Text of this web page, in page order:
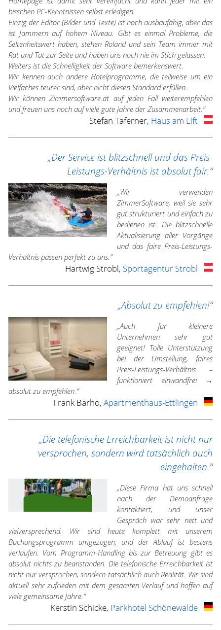
bisschen PC-Kenntnissen selbst erledigen.
Einzig der Editor (Bilder und Texte) ist noch ausbaufähig, aber das
ist Jammern auf hohem Niveau. Gibt es einmal Probleme, die
Seltenheitswert haben, stehen Roland und sein Team immer mit
Rat und Tat zur Seite und haben uns noch nie im Stich gelassen.
Weiters ist die Schnelligkeit der Software bemerkenswert.
Wir kennen auch andere Hotelprogramme, die teilweise um ein
Vielfaches teurer sind, aber nicht diesen Standard erfüllen.
Wir können Zimmersoftware.at auf jeden Fall weiterempfehlen
und freuen uns noch auf viele gute Jahre der Zusammenarbeit.“
Stefan Taferner, Haus am Lift
„Der Service ist blitzschnell und das Preis-
Leistungs-Verhältnis ist absolut fair.“
„Wir verwenden
ZimmerSoftware, weil sie sehr
gut strukturiert und einfach zu
bedienen ist. Die blitzschnelle
Aktualisierung aller Vorgänge
und das faire Preis-Leistungs-
Verhältnis passen perfekt zu uns.“
Hartwig Strobl, Sportagentur Strobl
„Absolut zu empfehlen!“
„Auch für kleinere
Unternehmen sehr gut
geeignet! Tolle Unterstützung
bei der Umstellung, faires
Preis-Leistungs-Verhältnis –
funktioniert einwandfrei →
absolut zu empfehlen.“
Frank Barho, Apartmenthaus-Ettlingen
„Die telefonische Erreichbarkeit ist nicht nur
versprochen, sondern wird tatsächlich auch
eingehalten.“
„Diese Firma hat uns schnell
nach der Demoanfrage
kontaktiert, und unser
Gespräch war sehr nett und
vielversprechend. Wir sind heute komplett mit unserem
Buchungsprogramm umgezogen, und der Ablauf ist bestens
verlaufen. Vom Programm-Handling bis zur Betreuung gibt es
absolut nichts zu beanstanden. Die telefonische Erreichbarkeit ist
nicht nur versprochen, sondern tatsächlich auch Realität. Wir sind
aktuell sehr zufrieden mit dem gesamten Verlauf und hoffen auf
viele gemeinsame Jahre.“
Kerstin Schicke, Parkhotel Schönewalde